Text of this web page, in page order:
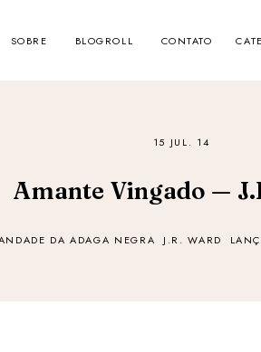
SOBRE BLOGROLL CONTATO
15 JUL. 14
Amante Vingado —
DA ADAGA NEGRA J.R. WARD